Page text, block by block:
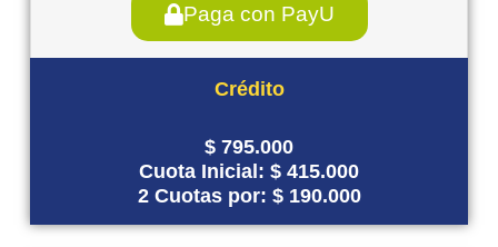
Paga con PayU
Crédito
$ 795.000
Cuota Inicial: $ 415.000
2 Cuotas por: $ 190.000